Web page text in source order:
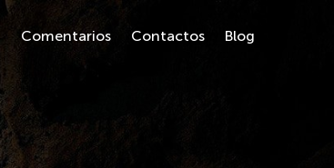
Comentarios Contactos Blog